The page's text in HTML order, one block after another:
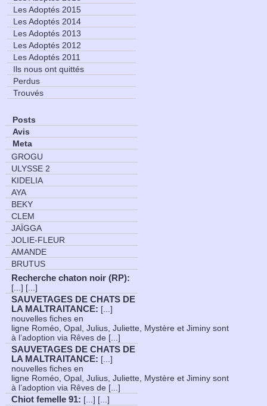
Les Adoptés 2015
Les Adoptés 2014
Les Adoptés 2013
Les Adoptés 2012
Les Adoptés 2011
Ils nous ont quittés
Perdus
Trouvés
Posts
Avis
Meta
GROGU
ULYSSE 2
KIDELIA
AYA
BEKY
CLEM
JAÏGGA
JOLIE-FLEUR
AMANDE
BRUTUS
Recherche chaton noir (RP):
[...] [...]
SAUVETAGES DE CHATS DE
LA MALTRAITANCE: [...]
nouvelles fiches en
ligne Roméo, Opal, Julius, Juliette, Mystère et Jiminy sont
à l’adoption via Rêves de [...]
SAUVETAGES DE CHATS DE
LA MALTRAITANCE: [...]
nouvelles fiches en
ligne Roméo, Opal, Julius, Juliette, Mystère et Jiminy sont
à l’adoption via Rêves de [...]
Chiot femelle 91: [...] [...]